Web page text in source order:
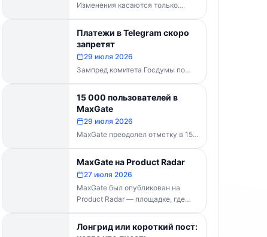
Изменения касаются только
групп и чатов. Каналы работают в
прежнем режиме — владельцам
каналов делать...
Платежи в Telegram скоро
запретят
29 июля 2026
Зампред комитета Госдумы по
информполитике Андрей Свинцов
рекомендовал россиянам
временно воздержаться от оплат
внутри Telegram...
15 000 пользователей в
MaxGate
29 июля 2026
MaxGate преодолел отметку в 15
000 пользователей! Каждый день
сервис обрабатывает более 30
000 фотографий...
MaxGate на Product Radar
27 июля 2026
MaxGate был опубликован на
Product Radar — площадке, где
выбирают лучшие российские
технологические продукты. Если...
Лонгрид или короткий пост: